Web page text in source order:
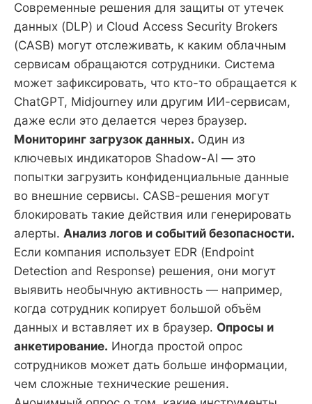
Современные решения для защиты от утечек
данных (DLP) и Cloud Access Security Brokers
(CASB) могут отслеживать, к каким облачным
сервисам обращаются сотрудники. Система
может зафиксировать, что кто-то обращается к
ChatGPT, Midjourney или другим ИИ-сервисам,
даже если это делается через браузер.
Мониторинг загрузок данных. Один из
ключевых индикаторов Shadow-AI — это
попытки загрузить конфиденциальные данные
во внешние сервисы. CASB-решения могут
блокировать такие действия или генерировать
алерты. Анализ логов и событий безопасности.
Если компания использует EDR (Endpoint
Detection and Response) решения, они могут
выявить необычную активность — например,
когда сотрудник копирует большой объём
данных и вставляет их в браузер. Опросы и
анкетирование. Иногда простой опрос
сотрудников может дать больше информации,
чем сложные технические решения.